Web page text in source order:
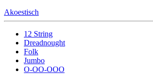
Akoestisch
12 String
Dreadnought
Folk
Jumbo
O-OO-OOO